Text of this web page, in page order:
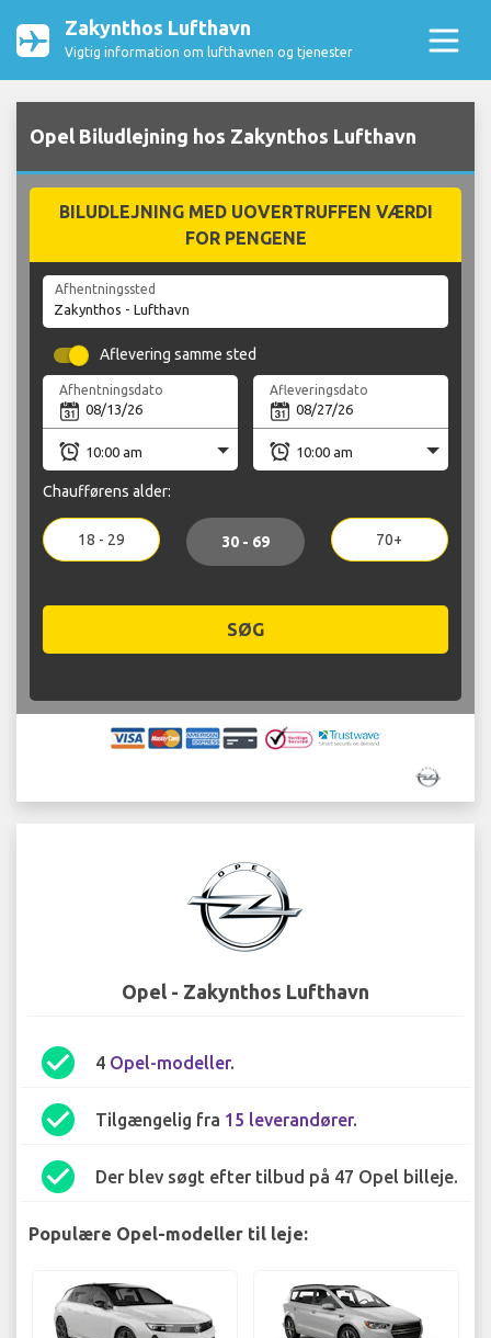
Zakynthos Lufthavn
Vigtig information om lufthavnen og tjenester
Opel Biludlejning hos Zakynthos Lufthavn
BILUDLEJNING MED UOVERTRUFFEN VÆRDI
FOR PENGENE
Afhentningssted
Aflevering samme sted
Afhentningsdato Afleveringsdato
Chaufførens alder:
18 - 29 30 - 69 70+
SØG
Opel - Zakynthos Lufthavn
check_circle 4 Opel-modeller.
check_circle Tilgængelig fra 15 leverandører.
check_circle Der blev søgt efter tilbud på 47 Opel billeje.
Populære Opel-modeller til leje: